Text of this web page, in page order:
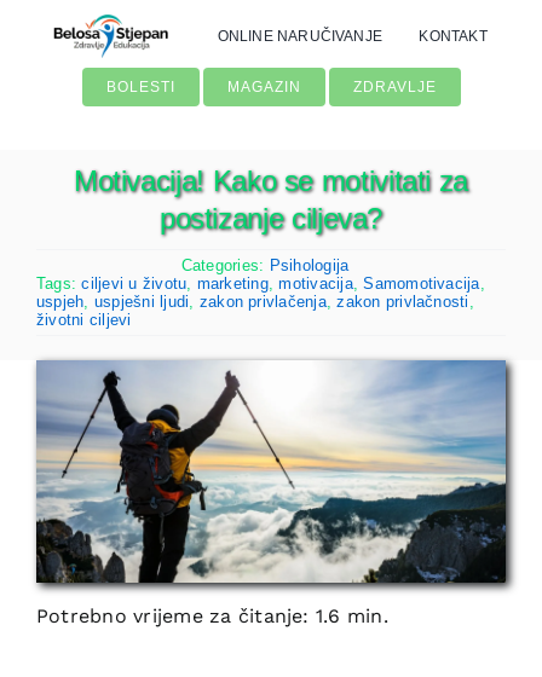
ONLINE NARUČIVANJE KONTAKT
BOLESTI MAGAZIN ZDRAVLJE
Motivacija! Kako se motivitati za
postizanje ciljeva?
Categories: Psihologija
Tags:ciljevi u životu marketing,motivacija,Samomotivacija
uspjeh uspješni ljudi zakon privlačenja,zakon privlačnosti
životni ciljevi
Potrebno vrijeme za čitanje: 1.6 min.